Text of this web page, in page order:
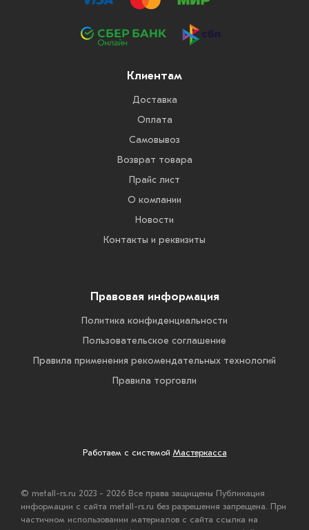
Клиентам
Доставка
Оплата
Самовывоз
Возврат товара
Прайс лист
О компании
Новости
Контакты и реквизиты
Правовая информация
Политика конфиденциальности
Пользовательское соглашение
Правила применения рекомендательных технологий
Правила торговли
Работаем с системой Мастеркасса
© metall-rs.ru 2023 - 2026 Все права защищены Публикация
информации с сайта metall-rs.ru без разрешения запрещена. При
частичном использовании материалов с сайта ссылка на